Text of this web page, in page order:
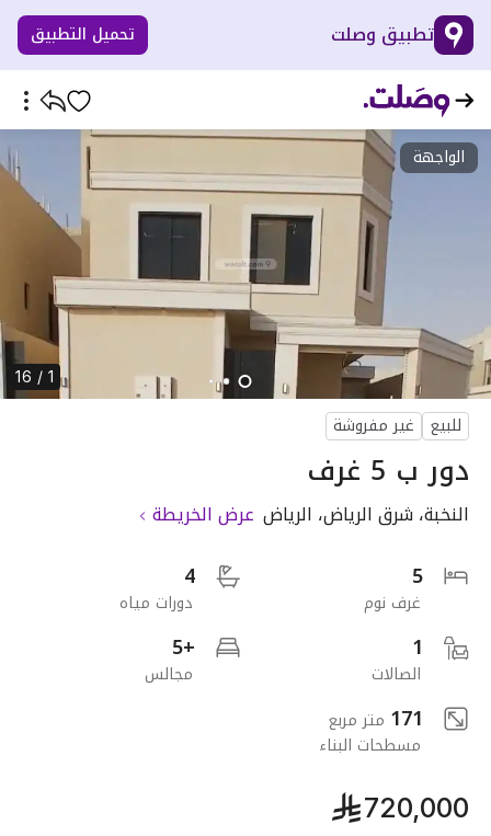
تطبيق وصلت تحميل التطبيق
الواجهة
1 / 16
للبيع غير مفروشة
دور ب 5 غرف
النخبة، شرق الرياض، الرياض عرض الخريطة
5
غرف نوم
4
دورات مياه
1
الصالات
+5
مجالس
171 متر مربع
مسطحات البناء
720,000